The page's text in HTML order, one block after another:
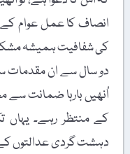
انصاف کا عمل عوام
کی شفافیت ہمیشہ
دو سال سے ان مقدمات
اُنھیں بارہا ضمانت سے
کے منتظر رہے۔ یہاں
دہشت گردی عدالتوں کے